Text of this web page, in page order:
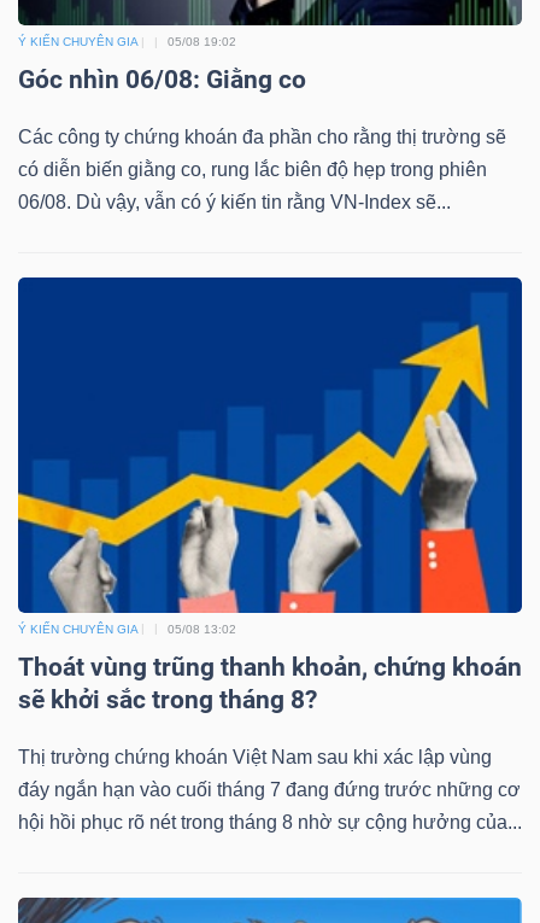
Ý KIẾN CHUYÊN GIA 05/08 19:02
Góc nhìn 06/08: Giằng co
Các công ty chứng khoán đa phần cho rằng thị trường sẽ
có diễn biến giằng co, rung lắc biên độ hẹp trong phiên
06/08. Dù vậy, vẫn có ý kiến tin rằng VN-Index sẽ...
Ý KIẾN CHUYÊN GIA 05/08 13:02
Thoát vùng trũng thanh khoản, chứng khoán
sẽ khởi sắc trong tháng 8?
Thị trường chứng khoán Việt Nam sau khi xác lập vùng
đáy ngắn hạn vào cuối tháng 7 đang đứng trước những cơ
hội hồi phục rõ nét trong tháng 8 nhờ sự cộng hưởng của...
cụ
tư
thông
Dữ
liệu
chính